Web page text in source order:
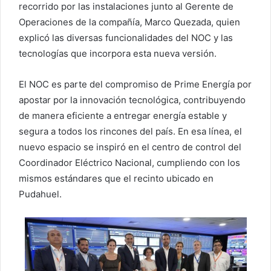
recorrido por las instalaciones junto al Gerente de
Operaciones de la compañía, Marco Quezada, quien
explicó las diversas funcionalidades del NOC y las
tecnologías que incorpora esta nueva versión.
El NOC es parte del compromiso de Prime Energía por
apostar por la innovación tecnológica, contribuyendo
de manera eficiente a entregar energía estable y
segura a todos los rincones del país. En esa línea, el
nuevo espacio se inspiró en el centro de control del
Coordinador Eléctrico Nacional, cumpliendo con los
mismos estándares que el recinto ubicado en
Pudahuel.